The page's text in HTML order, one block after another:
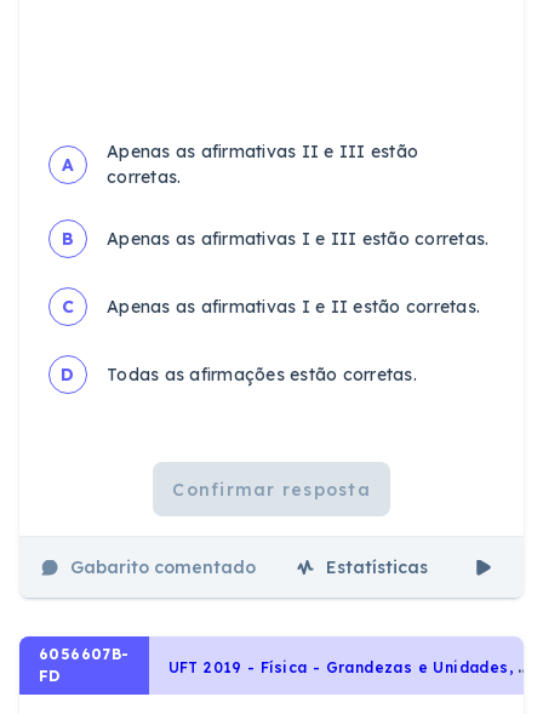
A
Apenas as afirmativas II e III estão
corretas.
B Apenas as afirmativas I e III estão corretas.
C Apenas as afirmativas I e II estão corretas.
D Todas as afirmações estão corretas.
Confirmar resposta
Gabarito comentado Estatísticas
6056607B-
FD
UFT 2019 - Física - Grandezas e Unidades, Conteúdos Básicos